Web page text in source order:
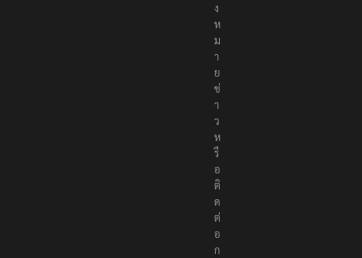
ง
ห
ม
า
ย
ข่
า
ว
ห
รื
อ
ติ
ด
ต่
อ
ก